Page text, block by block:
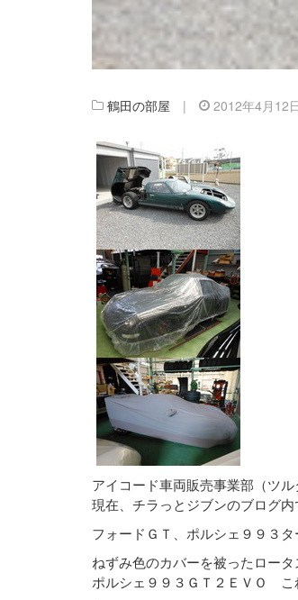
鶴田の部屋 | 2012年4月12
アイコード車両販売事業部（ツル
現在、チラっとジブンのブログ内
フォードＧＴ、ポルシェ９９３
ねずみ色のカバーを被ったロー
ポルシェ９９３ＧＴ２ＥＶＯ こ